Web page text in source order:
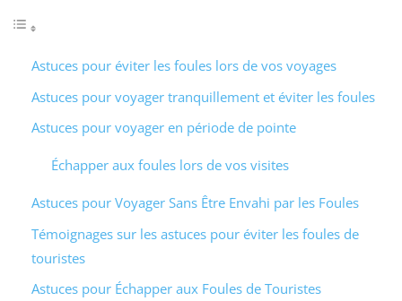
Astuces pour éviter les foules lors de vos voyages
Astuces pour voyager tranquillement et éviter les foules
Astuces pour voyager en période de pointe
Échapper aux foules lors de vos visites
Astuces pour Voyager Sans Être Envahi par les Foules
Témoignages sur les astuces pour éviter les foules de
touristes
Astuces pour Échapper aux Foules de Touristes